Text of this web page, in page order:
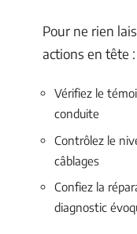
Pour ne rien
actions en tête :
Vérifiez le
conduite
Contrôlez le
câblages
Confiez la
diagnostic